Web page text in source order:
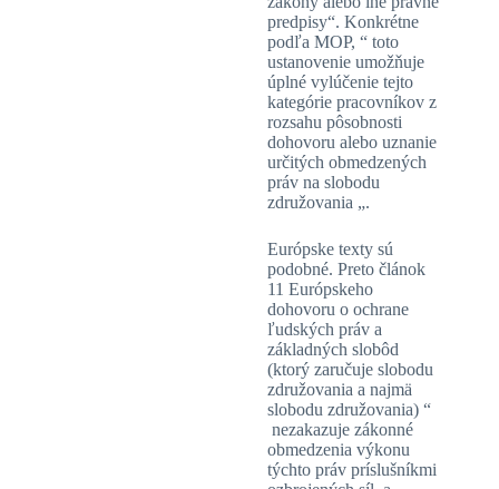
predpisy“. Konkrétne
podľa MOP, “ toto
ustanovenie umožňuje
úplné vylúčenie tejto
kategórie pracovníkov z
rozsahu pôsobnosti
dohovoru alebo uznanie
určitých obmedzených
práv na slobodu
združovania „.
Európske texty sú
podobné. Preto článok
11 Európskeho
dohovoru o ochrane
ľudských práv a
základných slobôd
(ktorý zaručuje slobodu
združovania a najmä
slobodu združovania) “
nezakazuje zákonné
obmedzenia výkonu
týchto práv príslušníkmi